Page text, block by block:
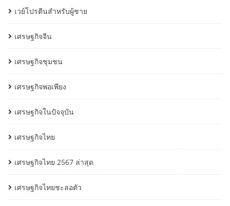
เวย์โปรตีนสำหรับผู้ชาย
เศรษฐกิจจีน
เศรษฐกิจชุมชน
เศรษฐกิจพอเพียง
เศรษฐกิจในปัจจุบัน
เศรษฐกิจไทย
เศรษฐกิจไทย 2567 ล่าสุด
เศรษฐกิจไทยชะลอตัว